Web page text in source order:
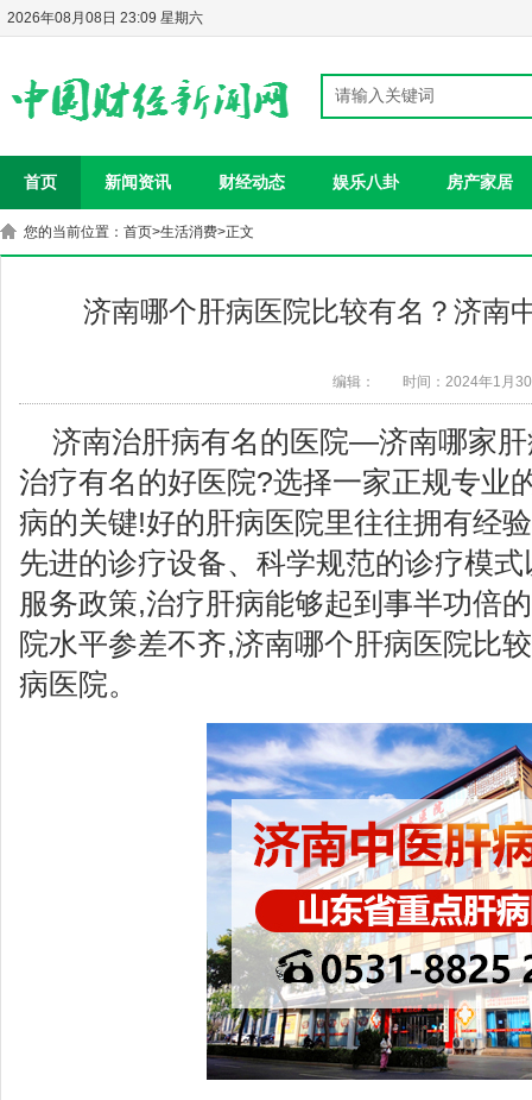
2026年08月08日 23:09 星期六
首页 新闻资讯 财经动态 娱乐八卦 房产家居
您的当前位置： 首页>生活消费>正文
济南哪个肝病医院比较有名？济南
编辑： 时间：2024年1月
济南治肝病有名的医院—济南哪家
治疗有名的好医院?选择一家正规专业
病的关键!好的肝病医院里往往拥有经
先进的诊疗设备、科学规范的诊疗模
服务政策,治疗肝病能够起到事半功倍
院水平参差不齐,济南哪个肝病医院比
病医院。